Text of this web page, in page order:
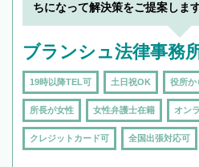
ちになって解決策をご提案しま
ブランシュ法律事務
19時以降TEL可 土日祝OK 役所か
所長が女性 女性弁護士在籍 オン
クレジットカード可 全国出張対応可